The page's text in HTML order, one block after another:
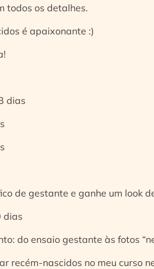
todos os detalhes.
é apaixonante :)
dias
de gestante e ganhe um look
dias
do ensaio gestante às fotos
recém-nascidos no meu curso